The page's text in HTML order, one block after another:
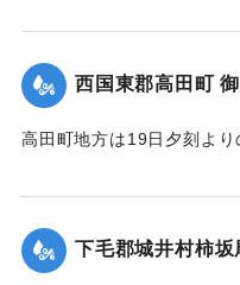
結果、ただちに復旧した。
【出典：大分新聞 大正12
｜固有コード: 00275062
西国東郡高田町
高田町地方は19日夕刻よ
まずについに桂川は近々
増水を見るにいたり、橋の
舟が流失したのをはじめと
下毛郡城井村柿坂